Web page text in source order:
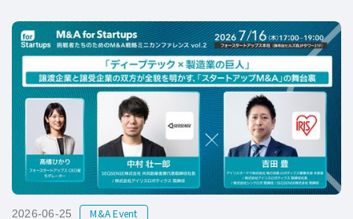
2026-06-25 M&A Event